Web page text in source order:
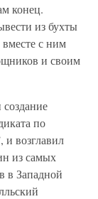
конец.
из бухты
с ним
и своим
по
возглавил
из самых
в Западной